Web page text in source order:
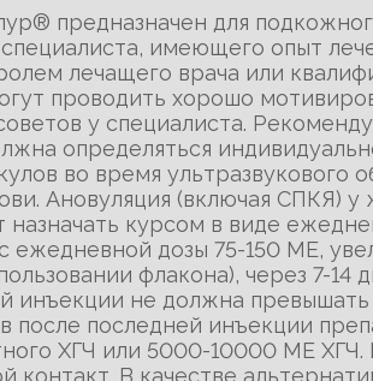
предназначен для
имеющего опыт
лечащего врача или
проводить хорошо
у специалиста.
определяться
во время ультразвукового
Ановуляция (включая СПКЯ)
курсом в виде
дозы 75-150 МЕ,
флакона), через 7-14
инъекции не должна
после последней инъекции
ХГЧ или 5000-10000 МЕ
В качестве